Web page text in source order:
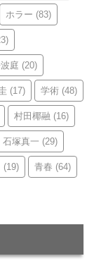
ホラー (83)
庭 (20)
(17) 学術 (48)
村田椰融 (16)
石塚真一 (29)
(19) 青春 (64)